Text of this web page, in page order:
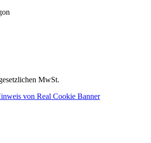
MwSt.
von Real Cookie Banner